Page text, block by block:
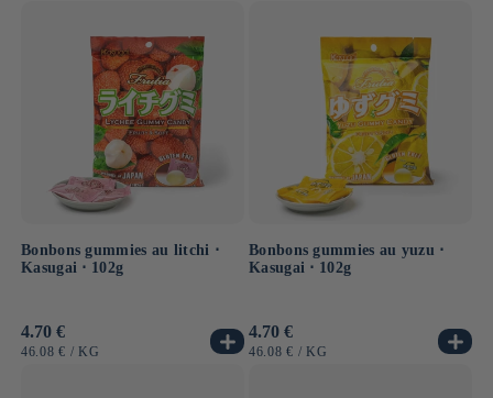
Bonbons gummies au litchi ⋅
Kasugai ⋅ 102g
Prix
habituel
4.70 €
PRIX
46.08 € / PAR
KG
Bonbons gummies au yuzu ⋅
Kasugai ⋅ 102g
Prix
habituel
4.70 €
PRIX
46.08 € / PAR
KG